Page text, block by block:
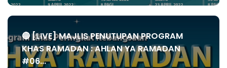
🔴 [LIVE] MAJLIS PENUTUPAN PROGRAM
KHAS RAMADAN : AHLAN YA RAMADAN
#06...